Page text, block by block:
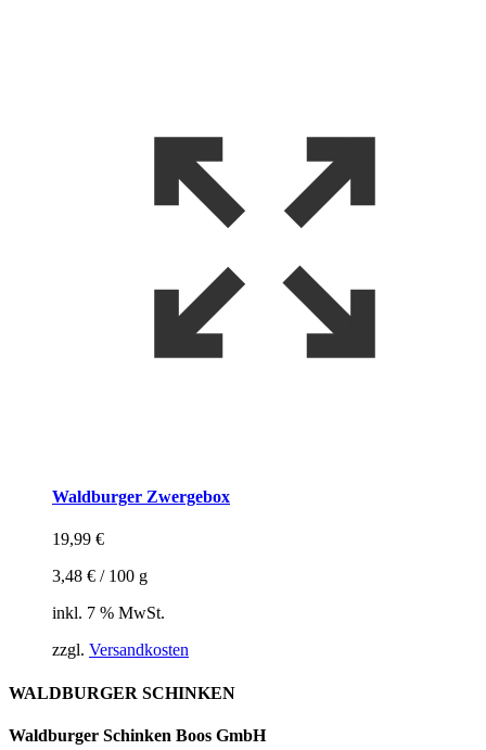
Waldburger Zwergebox
19,99 €
3,48 € / 100 g
inkl. 7 % MwSt.
zzgl. Versandkosten
WALDBURGER SCHINKEN
Waldburger Schinken Boos GmbH